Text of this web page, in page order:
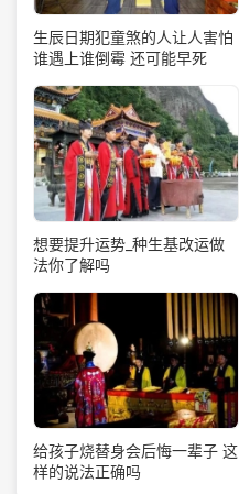
生辰日期犯童煞的人让人害怕
谁遇上谁倒霉 还可能早死
想要提升运势_种生基改运做
法你了解吗
给孩子烧替身会后悔一辈子 这
样的说法正确吗